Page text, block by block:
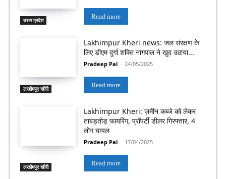
उत्तर प्रदेश Read more
लखीमपुर खीरी
Lakhimpur Kheri news: जल संरक्षण के
लिए डीएम दुर्गा शक्ति नागपाल ने खुद उठाया...
Pradeep Pal - 24/05/2025
Read more
लखीमपुर खीरी
Lakhimpur Kheri: ज़मीन कब्जे को लेकर
ताबड़तोड़ फायरिंग, प्रॉपर्टी डीलर गिरफ्तार, 4
लोग घायल
Pradeep Pal - 17/04/2025
Read more